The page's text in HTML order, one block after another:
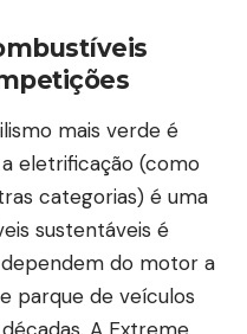
mais verde é
eletrificação (como
categorias) é uma
sustentáveis é
do motor a
parque de veículos